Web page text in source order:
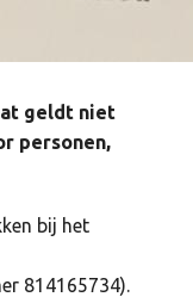
geldt niet
personen,
bij het
814165734).